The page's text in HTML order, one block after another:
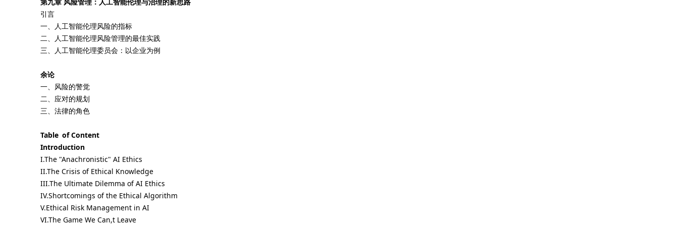
引言
一、人工智能伦理风险的指标
二、人工智能伦理风险管理的最佳实践
三、人工智能伦理委员会：以企业为例
余论
一、风险的警觉
二、应对的规划
三、法律的角色
Table of Content
Introduction
I.The "Anachronistic" AI Ethics
II.The Crisis of Ethical Knowledge
III.The Ultimate Dilemma of AI Ethics
IV.Shortcomings of the Ethical Algorithm
V.Ethical Risk Management in AI
VI.The Game We Can,t Leave